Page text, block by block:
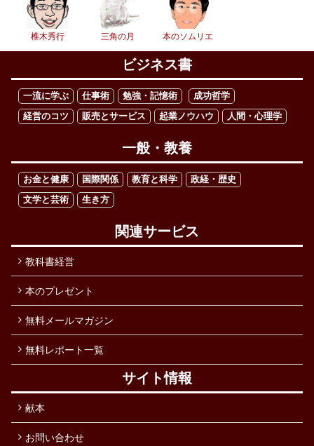
椎木秀行 三角の月 本のソムリエ
ビジネス書
一流に学ぶ 仕事術 勉強・記憶術
成功哲学
経営のコツ
販売とサービス 起業ノウハウ 人間・心理学
一般・教養
お金と健康 国際関係 教育と科学
政経・歴史
文学と芸術
生き方
関連サービス
教科書経営
本のプレゼント
無料メールマガジン
無料レポート一覧
サイト情報
献本
お問い合わせ